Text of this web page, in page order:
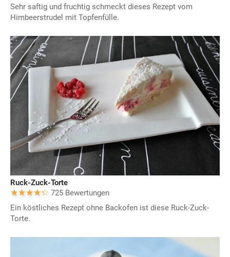
Sehr saftig und fruchtig schmeckt dieses Rezept vom
Himbeerstrudel mit Topfenfülle.
Ruck-Zuck-Torte
725 Bewertungen
Ein köstliches Rezept ohne Backofen ist diese Ruck-Zuck-
Torte.